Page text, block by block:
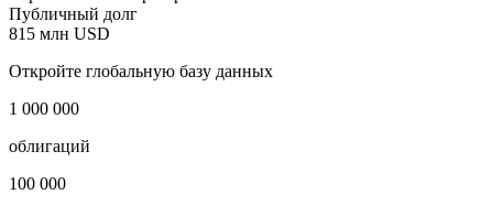
Публичный долг
815 млн USD
Откройте глобальную базу данных
1 000 000
облигаций
100 000